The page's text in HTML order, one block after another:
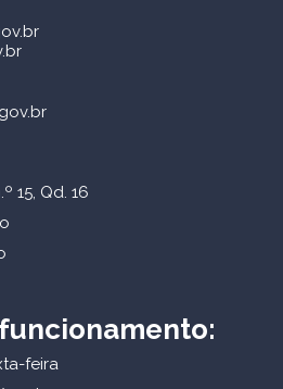
15, Qd. 16
feira